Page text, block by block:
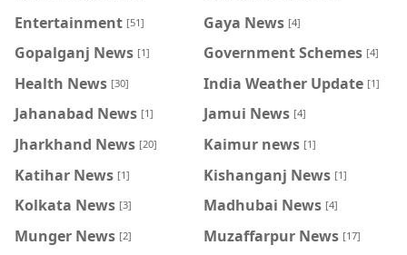
Entertainment [51] Gaya News [4]
Gopalganj News [1] Government Schemes [4]
Health News [30] India Weather Update [1]
Jahanabad News [1] Jamui News [4]
Jharkhand News [20] Kaimur news [1]
Katihar News [1] Kishanganj News [1]
Kolkata News [3] Madhubai News [4]
Munger News [2] Muzaffarpur News [17]